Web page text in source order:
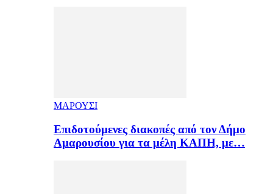
ΜΑΡΟΥΣΙ
Επιδοτούμενες διακοπές από τον Δήμο
Αμαρουσίου για τα μέλη ΚΑΠΗ, με…